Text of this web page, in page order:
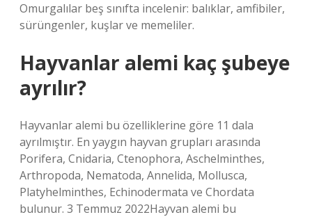
Omurgalılar beş sınıfta incelenir: balıklar, amfibiler,
sürüngenler, kuşlar ve memeliler.
Hayvanlar alemi kaç şubeye
ayrılır?
Hayvanlar alemi bu özelliklerine göre 11 dala
ayrılmıştır. En yaygın hayvan grupları arasında
Porifera, Cnidaria, Ctenophora, Aschelminthes,
Arthropoda, Nematoda, Annelida, Mollusca,
Platyhelminthes, Echinodermata ve Chordata
bulunur. 3 Temmuz 2022Hayvan alemi bu